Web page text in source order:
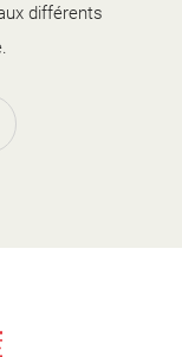
différents